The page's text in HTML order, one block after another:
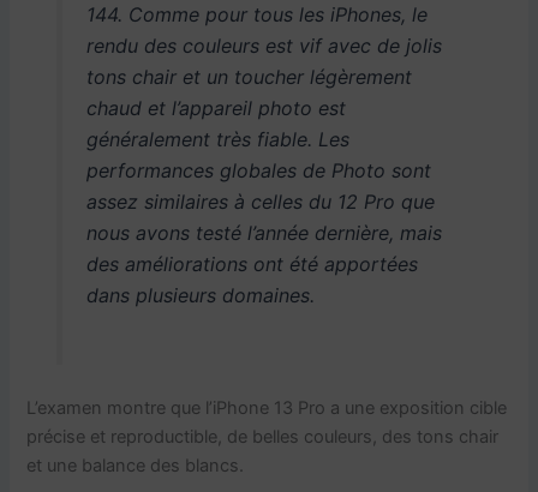
144. Comme pour tous les iPhones, le
rendu des couleurs est vif avec de jolis
tons chair et un toucher légèrement
chaud et l’appareil photo est
généralement très fiable. Les
performances globales de Photo sont
assez similaires à celles du 12 Pro que
nous avons testé l’année dernière, mais
des améliorations ont été apportées
dans plusieurs domaines.
L’examen montre que l’iPhone 13 Pro a une exposition cible
précise et reproductible, de belles couleurs, des tons chair
et une balance des blancs.